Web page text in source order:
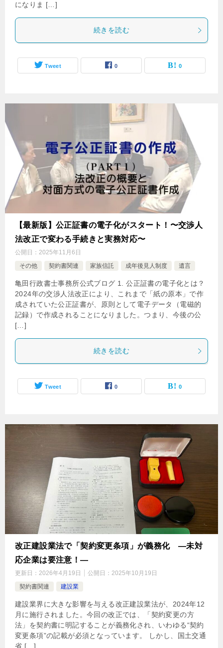
になりま […]
続きを読む
Tweet 0 0
【最新版】公正証書の電子化がスタート！〜交渉人
法改正で変わる手続きと実務対応〜
公開日： 2025年11月6日
その他
契約書関連 家族信託 成年後見人制度 遺言
亀田行政書士事務所公式ブログ 1. 公正証書の電子化とは？
2024年の交渉人法改正により、これまで「紙の原本」で作
成されていた公正証書が、原則として電子データ（電磁的
記録）で作成されることになりました。つまり、今後の公
[…]
続きを読む
Tweet 0 0
改正建設業法で「契約変更条項」が義務化 ―未対
応企業は要注意！―
更新日： 2026年4月19日 公開日： 2025年10月19日
契約書関連
建設業
建設業界に大きな影響を与える改正建設業法が、2024年12
月に施行されました。今回の改正では、「契約変更の方
法」を契約書に明記することが義務化され、いわゆる“契約
変更条項”の記載が必須となっています。 しかし、国土交通
省 […]